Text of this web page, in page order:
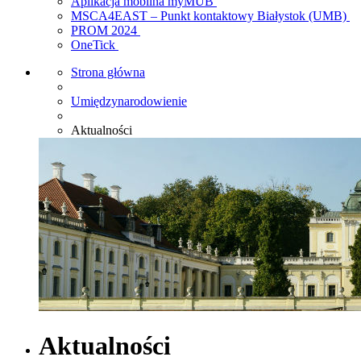
MSCA4EAST – Punkt kontaktowy Białystok (UMB)
PROM 2024
OneTick
Strona główna
Umiędzynarodowienie
Aktualności
Aktualności